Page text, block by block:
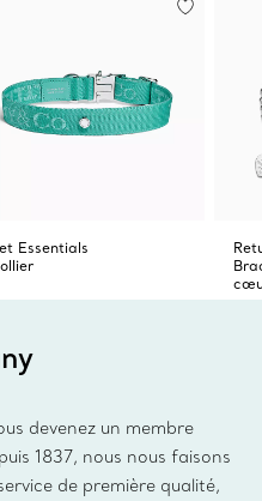
Essentials
devenez un membre
1837, nous nous faisons
de première qualité,